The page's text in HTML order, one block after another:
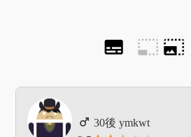
subtitles photo_size_select_small photo_size_select_large
ymkwt